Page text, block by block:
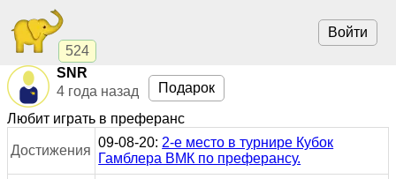
524
Войти
SNR
4 года назад
Подарок
Любит играть в преферанс
Достижения
09-08-20: 2-е место в турнире Кубок
Гамблера ВМК по преферансу.